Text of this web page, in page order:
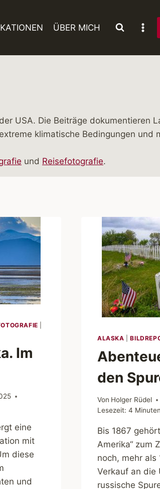
ÜBER MICH
USA. Die Beiträge dokumentieren
klimatische Bedingungen und
und Reisefotografie.
Im
eine
mit
diese
und
ALASKA |
den
Von Holger Rüdel
Lesezeit: 4 Minuten
Bis 1867
Amerika“ zum
noch, mehr als
Verkauf an die
russische